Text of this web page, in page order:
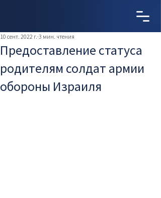
Предоставление статуса
родителям солдат армии
обороны Израиля
10 сент. 2022 г. 3 мин. чтения